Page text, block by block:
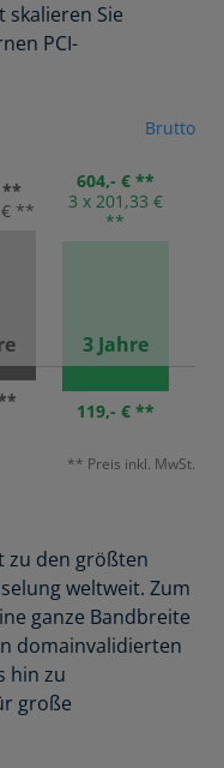
skalieren Sie
PCI-
Brutto
**
€ **
604,- € **
3 x 201,33 €
**
3 Jahre
119,- € **
** Preis inkl. MwSt.
zu den größten
weltweit. Zum
ganze Bandbreite
domainvalidierten
hin zu
große